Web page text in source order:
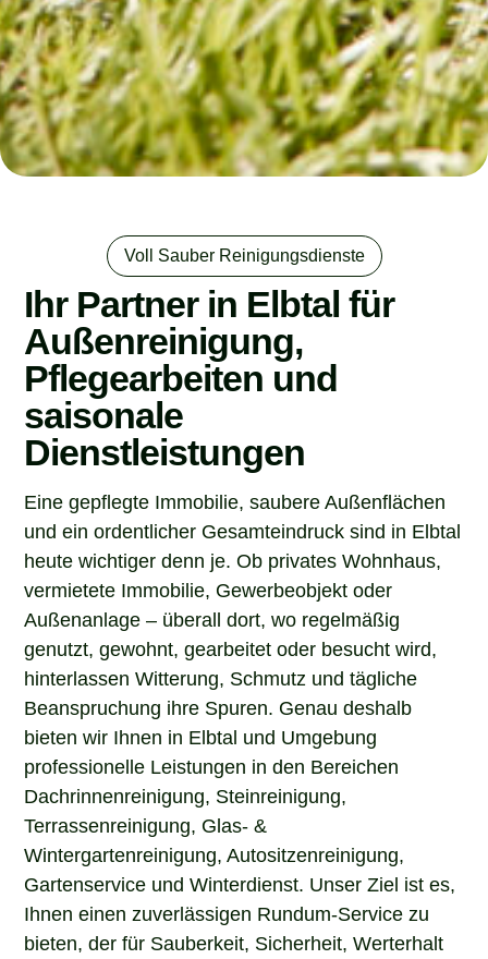
Voll Sauber Reinigungsdienste
Ihr Partner in Elbtal für
Außenreinigung,
Pflegearbeiten und
saisonale
Dienstleistungen
Eine gepflegte Immobilie, saubere Außenflächen
und ein ordentlicher Gesamteindruck sind in Elbtal
heute wichtiger denn je. Ob privates Wohnhaus,
vermietete Immobilie, Gewerbeobjekt oder
Außenanlage – überall dort, wo regelmäßig
genutzt, gewohnt, gearbeitet oder besucht wird,
hinterlassen Witterung, Schmutz und tägliche
Beanspruchung ihre Spuren. Genau deshalb
bieten wir Ihnen in Elbtal und Umgebung
professionelle Leistungen in den Bereichen
Dachrinnenreinigung, Steinreinigung,
Terrassenreinigung, Glas- &
Wintergartenreinigung, Autositzenreinigung,
Gartenservice und Winterdienst. Unser Ziel ist es,
Ihnen einen zuverlässigen Rundum-Service zu
bieten, der für Sauberkeit, Sicherheit, Werterhalt